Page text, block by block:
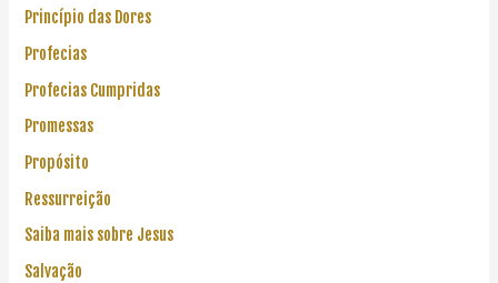
Princípio das Dores
Profecias
Profecias Cumpridas
Promessas
Propósito
Ressurreição
Saiba mais sobre Jesus
Salvação